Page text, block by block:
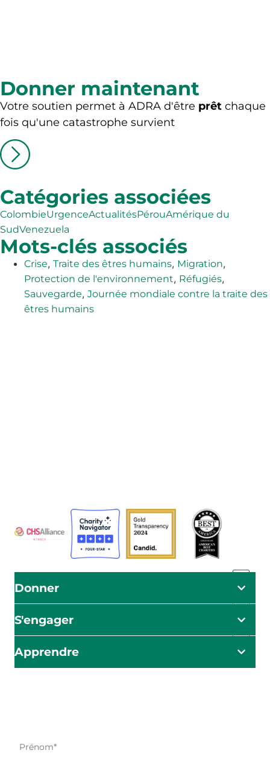
Donner maintenant
Votre soutien permet à ADRA d'être prêt chaque
fois qu'une catastrophe survient
Catégories associées
ColombieUrgenceActualitésPérouAmérique du
SudVenezuela
Mots-clés associés
Crise, Traite des êtres humains, Migration,
Protection de l'environnement, Réfugiés,
Sauvegarde, Journée mondiale contre la traite des
êtres humains
Donner
S'engager
Apprendre